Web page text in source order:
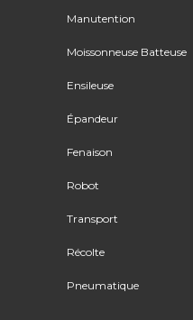
Manutention
Moissonneuse Batteuse
Ensileuse
Épandeur
Fenaison
Robot
Transport
Récolte
Pneumatique